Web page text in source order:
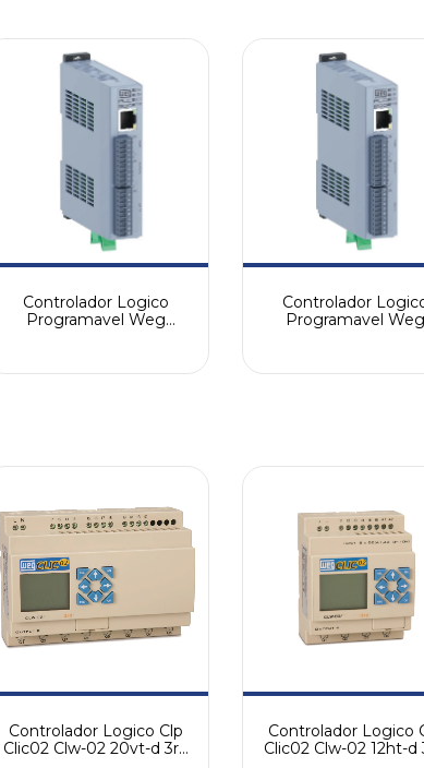
Controlador Logico
Programavel Weg
Controlador
Programavel Weg
Controlador Logico Clp
Clic02 Clw-02 20vt-d 3rd
Controlador Logico
Clic02 Clw-02 12ht-d